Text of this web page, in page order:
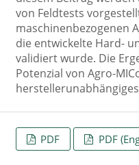
von Feldtests
maschinenbezogenen
die entwickelte Hard-
validiert wurde. Die
Potenzial von Agro-
PDF PDF